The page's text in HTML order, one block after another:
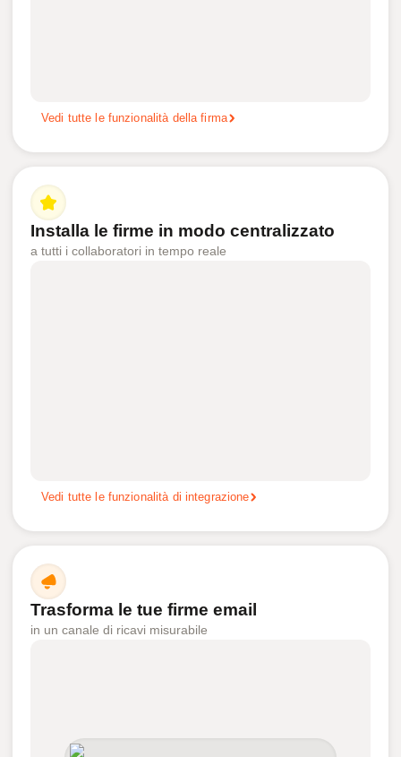
Vedi tutte le funzionalità della firma
Installa le firme in modo centralizzato
a tutti i collaboratori in tempo reale
Vedi tutte le funzionalità di integrazione
Trasforma le tue firme email
in un canale di ricavi misurabile